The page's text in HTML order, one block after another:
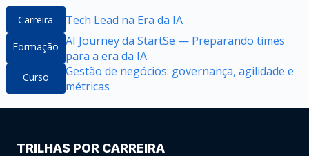
Carreira Tech Lead na Era da IA
Formação AI Journey da StartSe — Preparando times
para a era da IA
Curso
Gestão de negócios: governança, agilidade e
métricas
TRILHAS POR CARREIRA